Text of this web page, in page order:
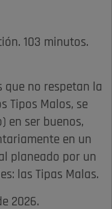
103 minutos.
que no respetan la
Tipos Malos, se
en ser buenos,
en un
planeado por un
las Tipas Malas.
2026.